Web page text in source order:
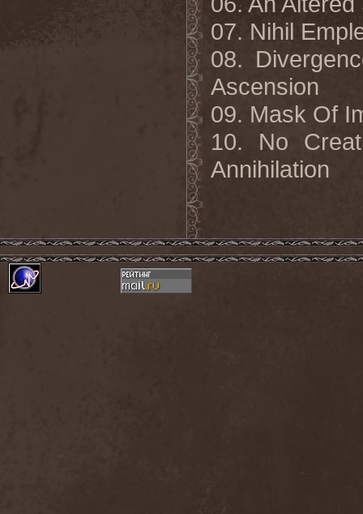
07. Nihil
08.
Ascension
09. Mask Of
10. No
Annihilation